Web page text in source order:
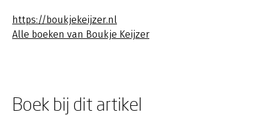
https://boukjekeijzer.nl
Alle boeken van Boukje Keijzer
Boek bij dit artikel